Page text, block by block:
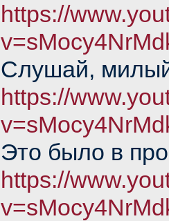
https://
Слушай,
https://
Это было в
https://